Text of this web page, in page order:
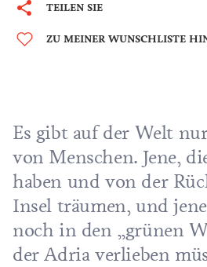
TEILEN SIE
ZU MEINER WUNSCHLISTE
Es gibt auf der Welt
von Menschen. Jene,
haben und von der
Insel träumen, und
noch in den „grünen
der Adria verlieben